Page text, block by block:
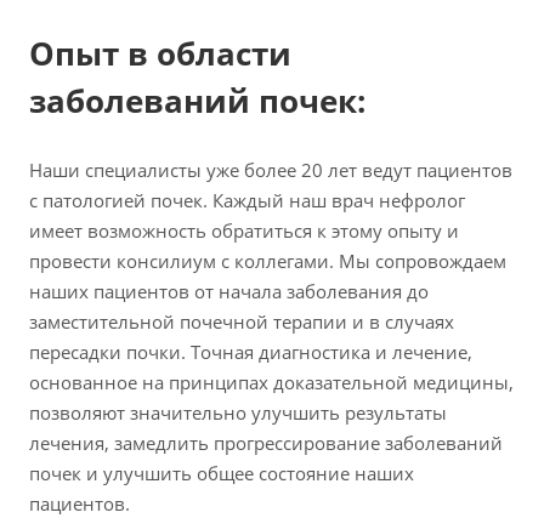
Опыт в области
заболеваний почек:
Наши специалисты уже более 20 лет ведут пациентов
с патологией почек. Каждый наш врач нефролог
имеет возможность обратиться к этому опыту и
провести консилиум с коллегами. Мы сопровождаем
наших пациентов от начала заболевания до
заместительной почечной терапии и в случаях
пересадки почки. Точная диагностика и лечение,
основанное на принципах доказательной медицины,
позволяют значительно улучшить результаты
лечения, замедлить прогрессирование заболеваний
почек и улучшить общее состояние наших
пациентов.